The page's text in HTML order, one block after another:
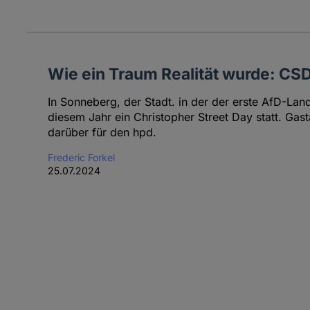
Wie ein Traum Realität wurde:
In Sonneberg, der Stadt. in der der erste AfD-
diesem Jahr ein Christopher Street Day statt.
darüber für den hpd.
Frederic Forkel
25.07.2024